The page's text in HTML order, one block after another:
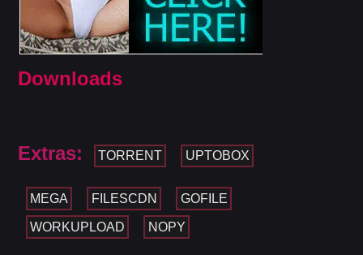
Downloads
Extras: TORRENT UPTOBOX
MEGA FILESCDN GOFILE
WORKUPLOAD NOPY